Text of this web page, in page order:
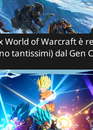
World of Warcraft è
tantissimi) dal Gen